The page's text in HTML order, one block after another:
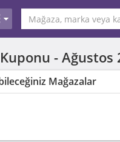
- Ağustos
Mağazalar